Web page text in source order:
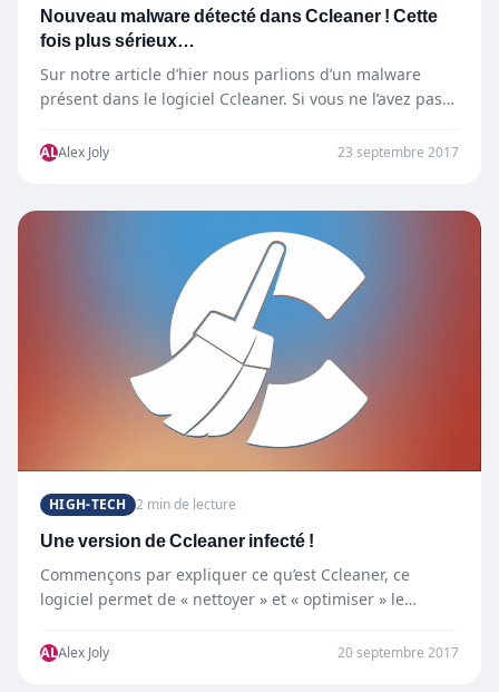
Nouveau malware détecté dans Ccleaner ! Cette
fois plus sérieux…
Sur notre article d’hier nous parlions d’un malware
présent dans le logiciel Ccleaner. Si vous ne l’avez pas…
ALAlex Joly 23 septembre 2017
HIGH-TECH 2 min de lecture
Une version de Ccleaner infecté !
Commençons par expliquer ce qu’est Ccleaner, ce
logiciel permet de « nettoyer » et « optimiser » le
ALAlex Joly 20 septembre 2017